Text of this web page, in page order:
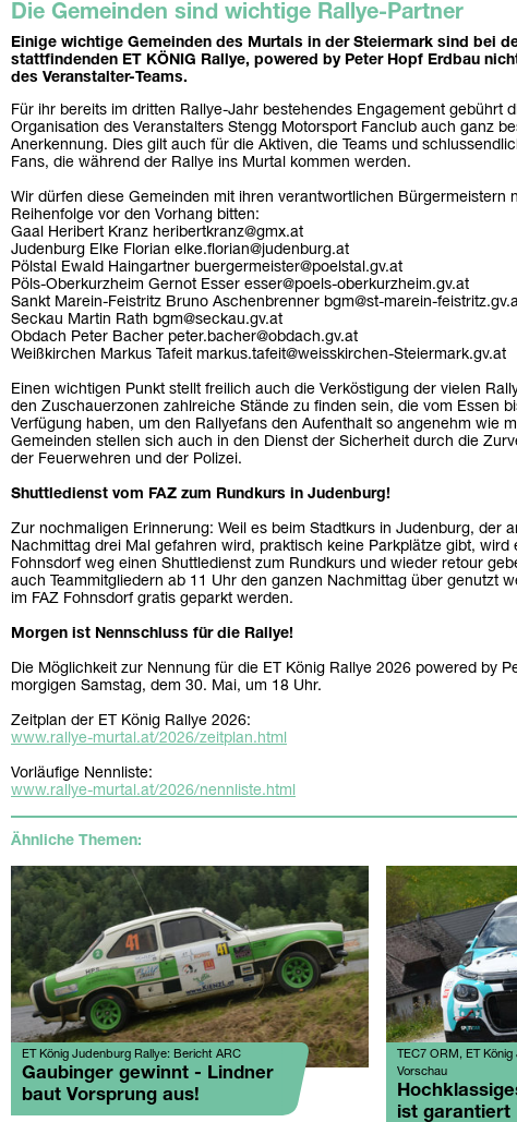
Die Gemeinden sind wichtige Rallye-Partner
Einige wichtige Gemeinden des Murtals in der Steiermark sind bei
stattfindenden ET KÖNIG Rallye, powered by Peter Hopf Erdbau
des Veranstalter-Teams.
Für ihr bereits im dritten Rallye-Jahr bestehendes Engagement gebührt
Organisation des Veranstalters Stengg Motorsport Fanclub auch ganz
Anerkennung. Dies gilt auch für die Aktiven, die Teams und
Fans, die während der Rallye ins Murtal kommen werden.
Wir dürfen diese Gemeinden mit ihren verantwortlichen Bürgermeistern
Reihenfolge vor den Vorhang bitten:
Gaal Heribert Kranz heribertkranz@gmx.at
Judenburg Elke Florian elke.florian@judenburg.at
Pölstal Ewald Haingartner buergermeister@poelstal.gv.at
Pöls-Oberkurzheim Gernot Esser esser@poels-oberkurzheim.gv.at
Sankt Marein-Feistritz Bruno Aschenbrenner bgm@st-marein-
Seckau Martin Rath bgm@seckau.gv.at
Obdach Peter Bacher peter.bacher@obdach.gv.at
Weißkirchen Markus Tafeit markus.tafeit@weisskirchen-Steiermark.gv.at
Einen wichtigen Punkt stellt freilich auch die Verköstigung der vielen
den Zuschauerzonen zahlreiche Stände zu finden sein, die vom Essen
Verfügung haben, um den Rallyefans den Aufenthalt so angenehm wie
Gemeinden stellen sich auch in den Dienst der Sicherheit durch die
der Feuerwehren und der Polizei.
Shuttledienst vom FAZ zum Rundkurs in Judenburg!
Zur nochmaligen Erinnerung: Weil es beim Stadtkurs in Judenburg, der
Nachmittag drei Mal gefahren wird, praktisch keine Parkplätze gibt, wird
Fohnsdorf weg einen Shuttledienst zum Rundkurs und wieder retour
auch Teammitgliedern ab 11 Uhr den ganzen Nachmittag über genutzt
im FAZ Fohnsdorf gratis geparkt werden.
Morgen ist Nennschluss für die Rallye!
Die Möglichkeit zur Nennung für die ET König Rallye 2026 powered by
morgigen Samstag, dem 30. Mai, um 18 Uhr.
Zeitplan der ET König Rallye 2026:
www.rallye-murtal.at/2026/zeitplan.html
Vorläufige Nennliste:
www.rallye-murtal.at/2026/nennliste.html
Ähnliche Themen:
ET König Judenburg Rallye: Bericht ARC
Gaubinger gewinnt - Lindner
baut Vorsprung aus!
TEC7 ORM, ET
Vorschau
ist garantiert